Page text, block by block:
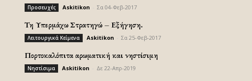
Προσευχές Askitikon Σα 04-Φεβ-2017
Τη Υπερμάχω Στρατηγώ – Εξήγηση.
Λειτουργικά Κείμενα Askitikon Σα 25-Φεβ-2017
Πορτοκαλόπιτα αρωματική και νηστίσιμη
Νηστίσιμα Askitikon Δε 22-Απρ-2019